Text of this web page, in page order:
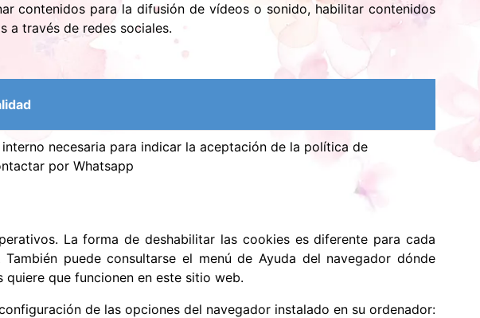
contenidos para la difusión de vídeos o sonido, habilitar contenidos
a través de redes sociales.
necesaria para indicar la aceptación de la política de
por Whatsapp
La forma de deshabilitar las cookies es diferente para cada
puede consultarse el menú de Ayuda del navegador dónde
que funcionen en este sitio web.
de las opciones del navegador instalado en su ordenador: